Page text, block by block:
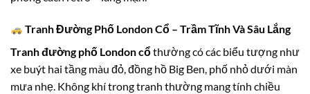
Tranh Đường Phố London Cổ – Trầm Tĩnh Và Sâu Lắng
Tranh đường phố London cổthường có các biểu tượng như
xe buýt hai tầng màu đỏ, đồng hồ Big Ben, phố nhỏ dưới màn
mưa nhẹ. Không khí trong tranh thường mang tính chiều